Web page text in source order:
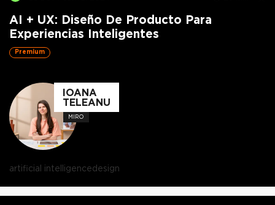
AI + UX: Diseño De Producto Para
Experiencias Inteligentes
Premium
IOANA
TELEANU
MIRO
artificial intelligencedesign